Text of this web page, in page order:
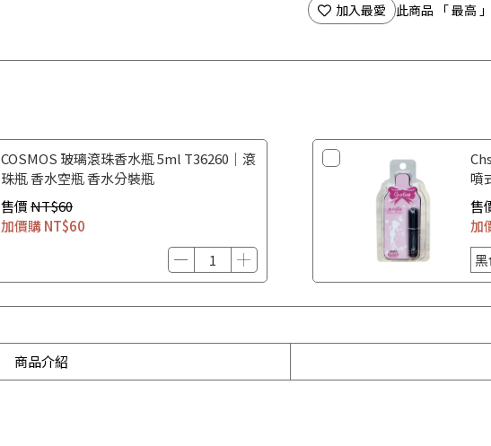
加入最愛 此商品 「 最高
COSMOS 玻璃滾珠香水瓶 5ml T36260｜滾
珠瓶 香水空瓶 香水分裝瓶
售價NT$60
加價購NT$60
噴
香
售
加
商品介紹